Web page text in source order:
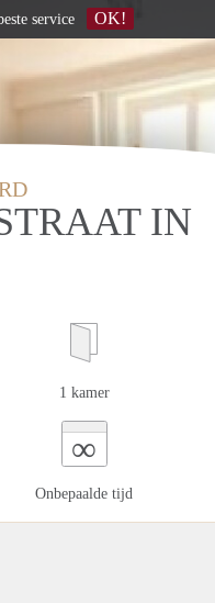
IN
1 kamer
∞
Onbepaalde tijd
service OK!